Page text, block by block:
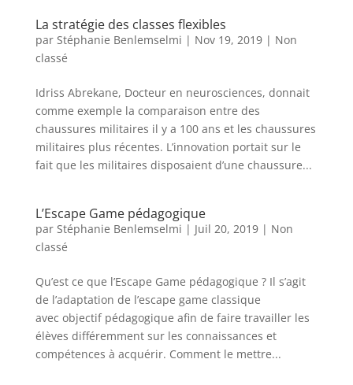
La stratégie des classes flexibles
par Stéphanie Benlemselmi | Nov 19, 2019| Non
classé
Idriss Abrekane, Docteur en neurosciences, donnait
comme exemple la comparaison entre des
chaussures militaires il y a 100 ans et les chaussures
militaires plus récentes. L’innovation portait sur le
fait que les militaires disposaient d’une chaussure...
L’Escape Game pédagogique
par Stéphanie Benlemselmi | Juil 20, 2019| Non
classé
Qu’est ce que l’Escape Game pédagogique ? Il s’agit
de l’adaptation de l’escape game classique
avec objectif pédagogique afin de faire travailler les
élèves différemment sur les connaissances et
compétences à acquérir. Comment le mettre...